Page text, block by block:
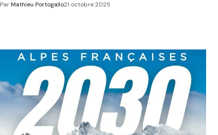
ParMathieu Portogallo21 octobre 2025